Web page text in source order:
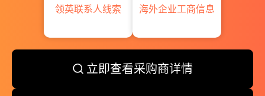
领英联系人线索
海外企业工商信息
立即查看采购商详情